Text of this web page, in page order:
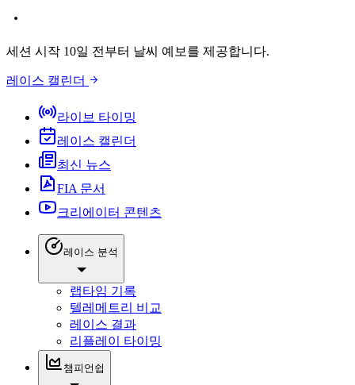
세션 시작 10일 전부터 날씨 예보를 제공합니다.
레이스 캘린더
라이브 타이밍
레이스 캘린더
최신 뉴스
FIA 문서
크리에이터 콘텐츠
레이스 분석
랩타임 기록
텔레메트리 비교
레이스 결과
리플레이 타이밍
챔피언쉽